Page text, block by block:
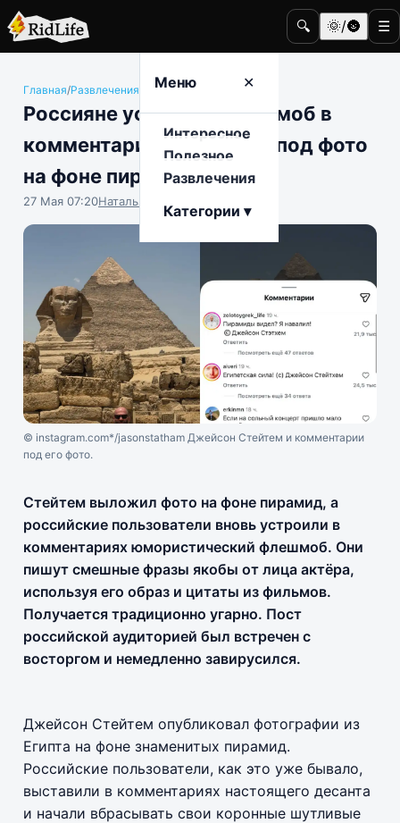
🔍 🌞/🌚 ☰
Меню ✕
Интересное
Полезное
Развлечения
Категории ▾
Главная/Развлечения Знаменитости
Россияне устроили флешмоб в
комментариях Стейтема под фото
на фоне пирамид
27 Мая 07:20Наталья Герасимова
© instagram.com*/jasonstatham Джейсон Стейтем и комментарии
под его фото.
Стейтем выложил фото на фоне пирамид, а
российские пользователи вновь устроили в
комментариях юмористический флешмоб. Они
пишут смешные фразы якобы от лица актёра,
используя его образ и цитаты из фильмов.
Получается традиционно угарно. Пост
российской аудиторией был встречен с
восторгом и немедленно завирусился.
Джейсон Стейтем опубликовал фотографии из
Египта на фоне знаменитых пирамид.
Российские пользователи, как это уже бывало,
выставили в комментариях настоящего десанта
и начали вбрасывать свои коронные шутливые